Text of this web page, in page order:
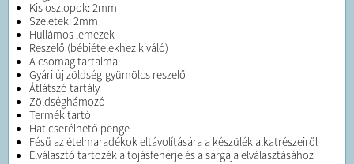
Kis oszlopok: 2mm
Szeletek: 2mm
Hullámos lemezek
Reszelő (bébiételekhez kiváló)
A csomag tartalma:
Gyári új zöldség-gyümölcs reszelő
Átlátszó tartály
Zöldséghámozó
Termék tartó
Hat cserélhető penge
Fésű az ételmaradékok eltávolítására a készülék alkatrészeiről
Elválasztó tartozék a tojásfehérje és a sárgája elválasztásához